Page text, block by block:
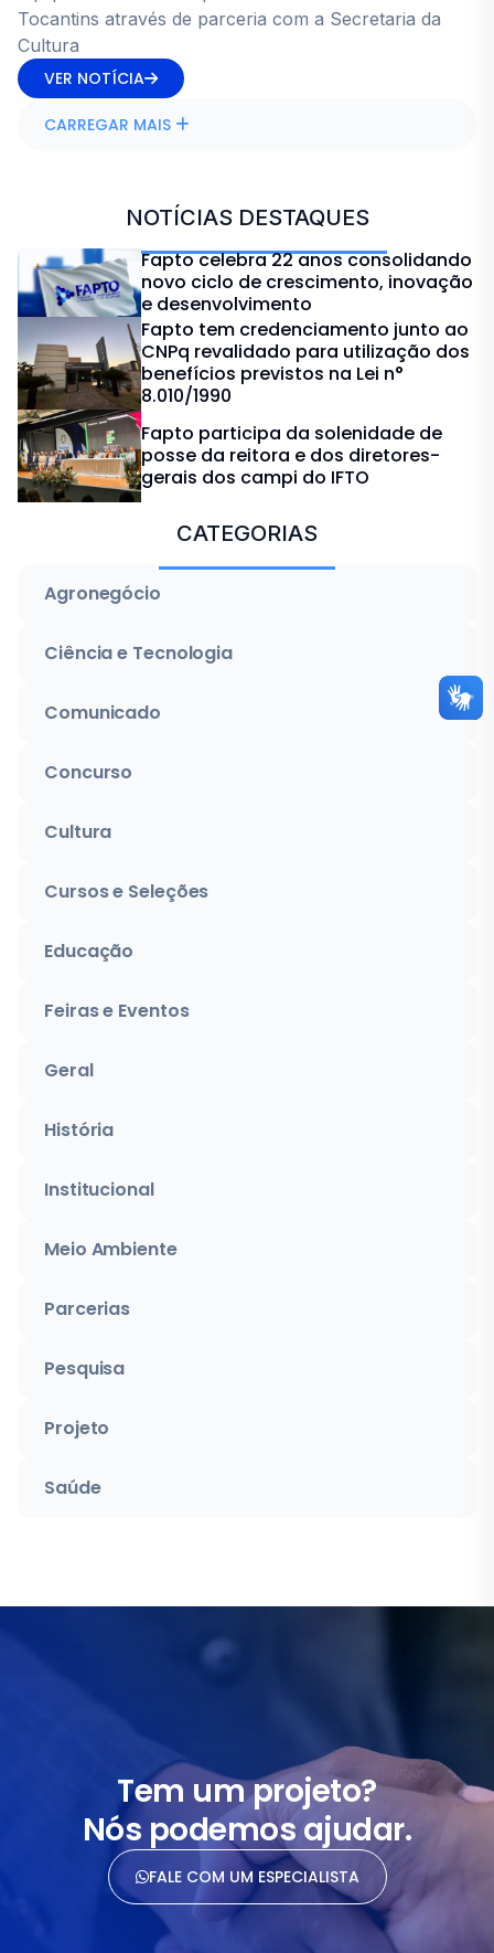
Tocantins através de parceria com a Secretaria da
Cultura
VER NOTÍCIA
CARREGAR MAIS
NOTÍCIAS DESTAQUES
Fapto celebra 22 anos consolidando
novo ciclo de crescimento, inovação
e desenvolvimento
Fapto tem credenciamento junto ao
CNPq revalidado para utilização dos
benefícios previstos na Lei n°
8.010/1990
Fapto participa da solenidade de
posse da reitora e dos diretores-
gerais dos campi do IFTO
CATEGORIAS
Agronegócio
Ciência e Tecnologia
Comunicado
Concurso
Cultura
Cursos e Seleções
Educação
Feiras e Eventos
Geral
História
Institucional
Meio Ambiente
Parcerias
Pesquisa
Projeto
Saúde
Tem um projeto?
Nós podemos ajudar.
FALE COM UM ESPECIALISTA